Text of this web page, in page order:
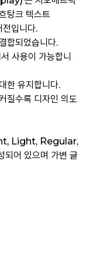
탕크 텍스트
입니다.
합되었습니다.
사용이 가능합니
한 유지합니다.
질수록 디자인 의도
Light, Regular,
어 있으며 가변 글